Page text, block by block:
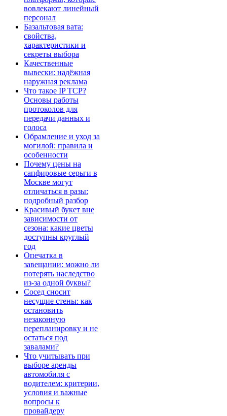
вовлекают линейный
персонал
Базальтовая вата:
свойства,
характеристики и
секреты выбора
Качественные
вывески: надёжная
наружная реклама
Что такое IP TCP?
Основы работы
протоколов для
передачи данных и
голоса
Обрамление и уход за
могилой: правила и
особенности
Почему цены на
сапфировые серьги в
Москве могут
отличаться в разы:
подробный разбор
Красивый букет вне
зависимости от
сезона: какие цветы
доступны круглый
год
Опечатка в
завещании: можно ли
потерять наследство
из-за одной буквы?
Сосед сносит
несущие стены: как
остановить
незаконную
перепланировку и не
остаться под
завалами?
Что учитывать при
выборе аренды
автомобиля с
водителем: критерии,
условия и важные
вопросы к
провайдеру